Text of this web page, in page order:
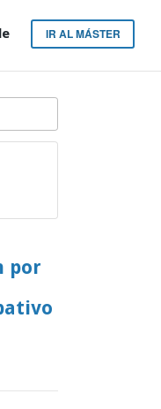
IR AL MÁSTER
por